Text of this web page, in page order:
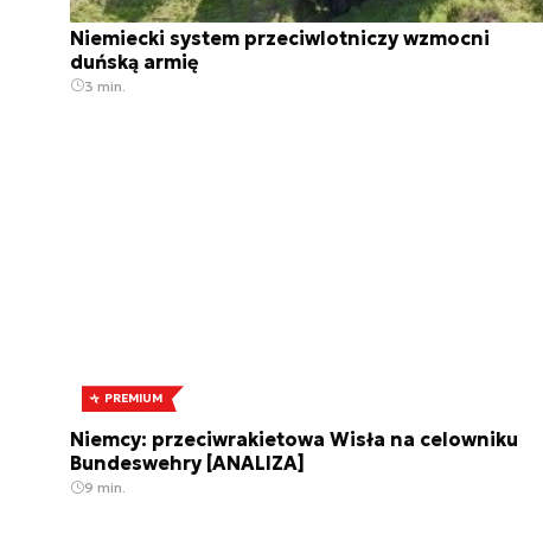
Niemiecki system przeciwlotniczy wzmocni
duńską armię
3 min.
PREMIUM
Niemcy: przeciwrakietowa Wisła na celowniku
Bundeswehry [ANALIZA]
9 min.